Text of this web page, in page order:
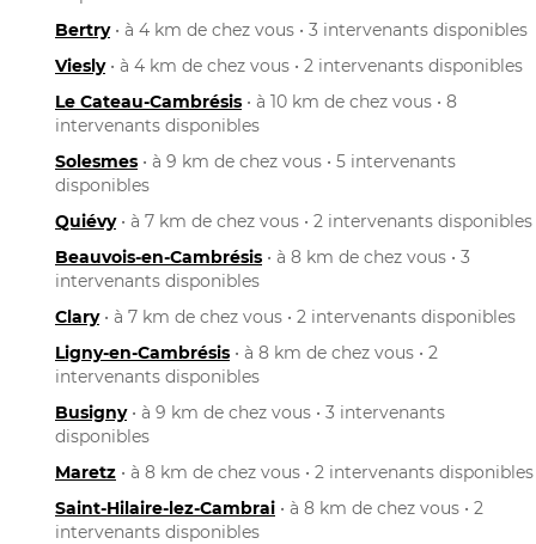
Bertry• à 4 km de chez vous • 3 intervenants disponibles
Viesly• à 4 km de chez vous • 2 intervenants disponibles
Le Cateau-Cambrésis • à 10 km de chez vous • 8
intervenants disponibles
Solesmes • à 9 km de chez vous • 5 intervenants
disponibles
Quiévy• à 7 km de chez vous • 2 intervenants disponibles
Beauvois-en-Cambrésis • à 8 km de chez vous • 3
intervenants disponibles
Clary• à 7 km de chez vous • 2 intervenants disponibles
Ligny-en-Cambrésis • à 8 km de chez vous • 2
intervenants disponibles
Busigny• à 9 km de chez vous • 3 intervenants
disponibles
Maretz • à 8 km de chez vous • 2 intervenants disponibles
Saint-Hilaire-lez-Cambrai • à 8 km de chez vous • 2
intervenants disponibles